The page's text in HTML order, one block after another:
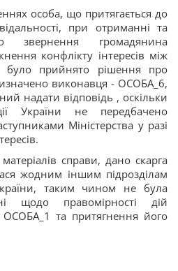
особа, що притягається до
при отриманні та
звернення громадянина
конфлікту інтересів між
було прийнято рішення про
виконавця - ОСОБА_6,
надати відповідь , оскільки
України не передбачено
Міністерства у разі
справи, дано скарга
жодним іншим підрозділам
таким чином не була
щодо правомірності дій
ОСОБА_1 та притягнення його